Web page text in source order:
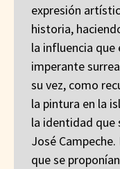
expresión
historia,
la influencia que
imperante
su vez, como
la pintura en la
la identidad que
José
que se